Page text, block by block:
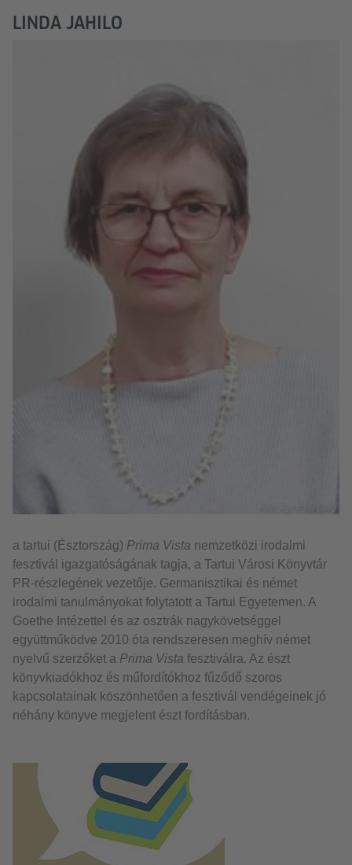
LINDA JAHILO
a tartui (Észtország) Prima Vista nemzetközi irodalmi
fesztivál igazgatóságának tagja, a Tartui Városi Könyvtár
PR-részlegének vezetője. Germanisztikai és német
irodalmi tanulmányokat folytatott a Tartui Egyetemen. A
Goethe Intézettel és az osztrák nagykövetséggel
együttműködve 2010 óta rendszeresen meghív német
nyelvű szerzőket a Prima Vista fesztiválra. Az észt
könyvkiadókhoz és műfordítókhoz fűződő szoros
kapcsolatainak köszönhetően a fesztivál vendégeinek jó
néhány könyve megjelent észt fordításban.